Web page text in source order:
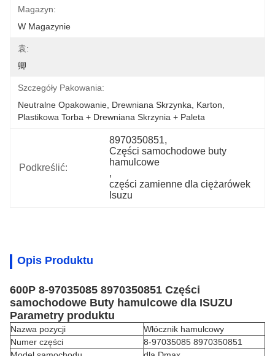
Magazyn:
W Magazynie
袁:
卿
Szczegóły Pakowania:
Neutralne Opakowanie, Drewniana Skrzynka, Karton,
Plastikowa Torba + Drewniana Skrzynia + Paleta
Podkreślić:
8970350851,
Części samochodowe buty
hamulcowe
,
części zamienne dla ciężarówek
Isuzu
Opis Produktu
600P 8-97035085 8970350851 Części
samochodowe Buty hamulcowe dla ISUZU
Parametry produktu
Nazwa pozycji
Włócznik hamulcowy
Numer części
8-97035085 8970350851